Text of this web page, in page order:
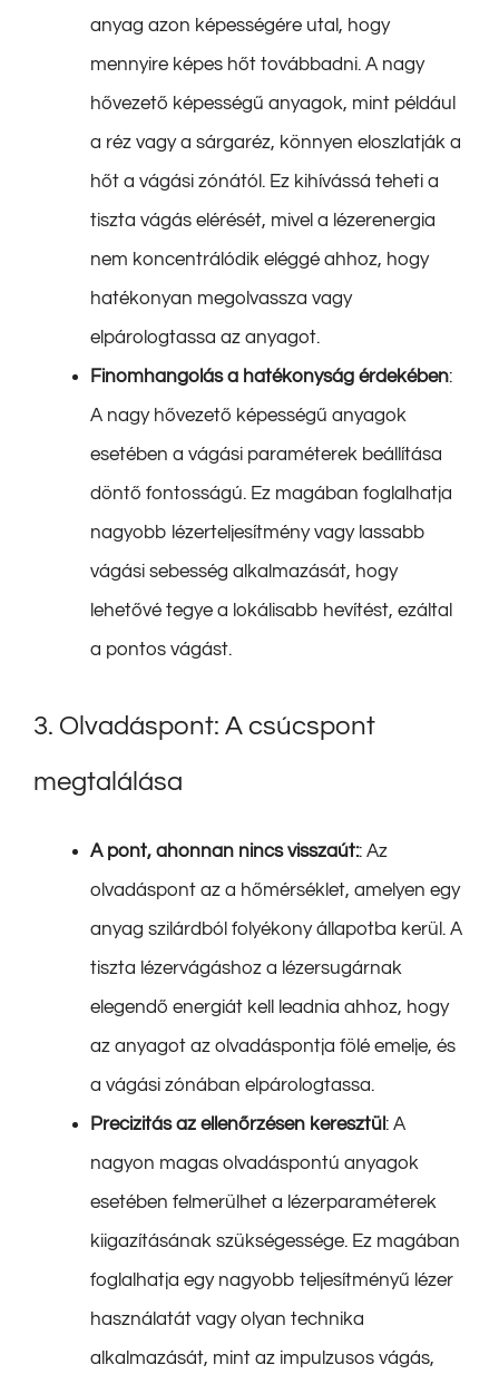
anyag azon képességére utal, hogy
mennyire képes hőt továbbadni. A nagy
hővezető képességű anyagok, mint például
a réz vagy a sárgaréz, könnyen eloszlatják a
hőt a vágási zónától. Ez kihívássá teheti a
tiszta vágás elérését, mivel a lézerenergia
nem koncentrálódik eléggé ahhoz, hogy
hatékonyan megolvassza vagy
elpárologtassa az anyagot.
Finomhangolás a hatékonyság érdekében:
A nagy hővezető képességű anyagok
esetében a vágási paraméterek beállítása
döntő fontosságú. Ez magában foglalhatja
nagyobb lézerteljesítmény vagy lassabb
vágási sebesség alkalmazását, hogy
lehetővé tegye a lokálisabb hevítést, ezáltal
a pontos vágást.
3. Olvadáspont: A csúcspont
megtalálása
A pont, ahonnan nincs visszaút:: Az
olvadáspont az a hőmérséklet, amelyen egy
anyag szilárdból folyékony állapotba kerül. A
tiszta lézervágáshoz a lézersugárnak
elegendő energiát kell leadnia ahhoz, hogy
az anyagot az olvadáspontja fölé emelje, és
a vágási zónában elpárologtassa.
Precizitás az ellenőrzésen keresztül : A
nagyon magas olvadáspontú anyagok
esetében felmerülhet a lézerparaméterek
kiigazításának szükségessége. Ez magában
foglalhatja egy nagyobb teljesítményű lézer
használatát vagy olyan technika
alkalmazását, mint az impulzusos vágás,